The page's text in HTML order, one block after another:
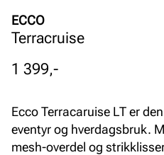
ECCO
Terracruise
Pris
1 399,-
Ecco Terracaruise LT er
eventyr og hverdagsbruk.
mesh-overdel og